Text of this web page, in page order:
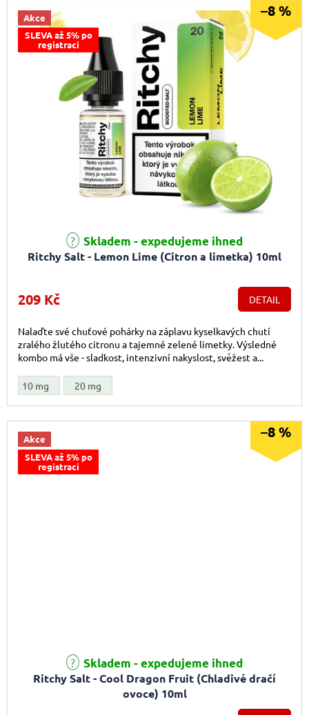
Akce
SLEVA až 5% po
registraci
–8 %
Ritchy Salt - Lemon Lime (Citron a limetka) 10ml
Skladem - expedujeme ihned
209 Kč DETAIL
Nalaďte své chuťové pohárky na záplavu kyselkavých chutí
zralého žlutého citronu a tajemné zelené limetky. Výsledné
kombo má vše - sladkost, intenzivní nakyslost, svěžest a...
10 mg 20 mg
Akce
SLEVA až 5% po
registraci
–8 %
Ritchy Salt - Cool Dragon Fruit (Chladivé dračí
ovoce) 10ml
Skladem - expedujeme ihned